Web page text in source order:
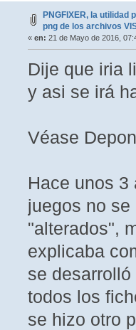
PNGFIXER, la
png de los archivos
« en: 21 de Mayo de 2016,
Dije que iria
y asi se irá
Véase
Hace unos 3
juegos no se
"alterados",
explicaba
se
todos los
se hizo otro